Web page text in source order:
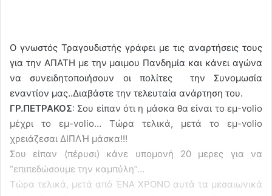
Ο γνωστός Τραγουδιστής γράφει με τις αναρτήσεις τους
για την ΑΠΑΤΗ με την μαιμου Πανδημία και κάνει αγώνα
να συνειδητοποιήσουν οι πολίτες την Συνομωσία
εναντίον μας..Διαβάστε την τελευταία ανάρτηση του.
ΓΡ.ΠΕΤΡΑΚΟΣ: Σου είπαν ότι η μάσκα θα είναι το εμ-volio
μέχρι το εμ-volio… Τώρα τελικά, μετά το εμ-volio
χρειάζεσαι ΔΙΠΛΉ μάσκα!!!
Σου είπαν (πέρυσι) κάνε υπομονή 20 μερες για να
“επιπεδώσουμε την καμπύλη”…
Τώρα τελικά, μετά από ΈΝΑ ΧΡΟΝΟ αυτά τα μεσαιωνικά